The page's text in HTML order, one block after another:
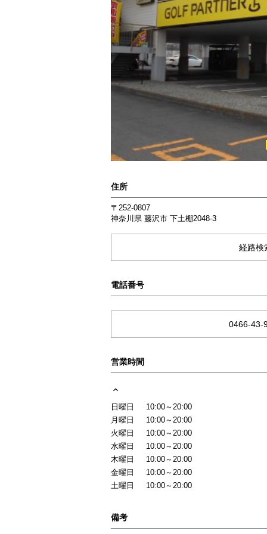
住所
〒252-0807
神奈川県 藤沢市 下土棚2048-3
経路検
電話番号
0466-43-
営業時間
日曜日
10:00～20:00
月曜日
10:00～20:00
火曜日
10:00～20:00
水曜日
10:00～20:00
木曜日
10:00～20:00
金曜日
10:00～20:00
土曜日
10:00～20:00
備考